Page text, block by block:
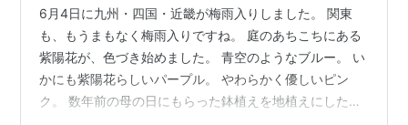
6月4日に九州・四国・近畿が梅雨入りしました。 関東
も、もうまもなく梅雨入りですね。 庭のあちこちにある
紫陽花が、色づき始めました。 青空のようなブルー。 い
かにも紫陽花らしいパープル。 やわらかく優しいピン
ク。 数年前の母の日にもらった鉢植えを地植えにしたも